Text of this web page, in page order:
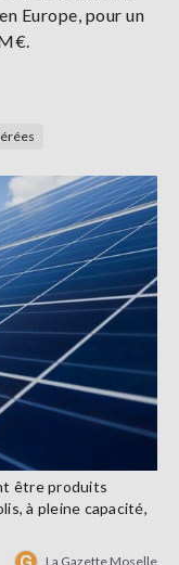
Europe, pour un
être produits
à pleine capacité,
La Gazette Moselle